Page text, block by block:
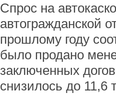
Спрос на
автогражданской
прошлому году
было продано
заключенных
снизилось до 11,6